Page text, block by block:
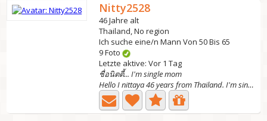
Nitty2528
46 Jahre alt
Thailand, No region
Ich suche eine/n Mann Von 50 Bis 65
9 Foto
Letzte aktive: Vor 1 Tag
ชื่อนิตตี้... I'm single mom
Hello I nittaya 46 years from Thailand. I'm single mom...